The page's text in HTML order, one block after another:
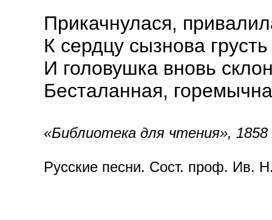
Прикачнулася,
К сердцу сызнова
И головушка вновь
Бесталанная,
«Библиотека для чтения», 1858
Русские песни. Сост. проф. Ив.